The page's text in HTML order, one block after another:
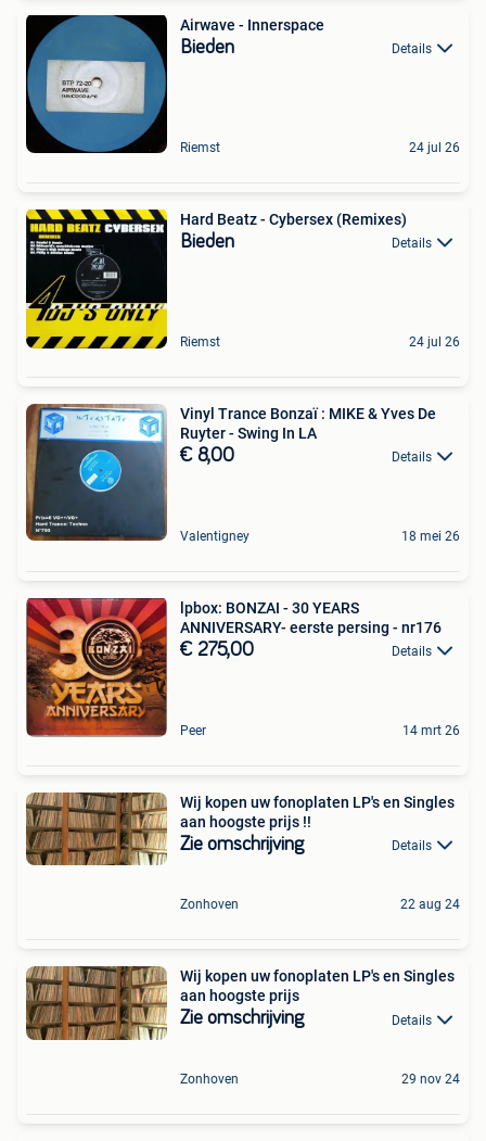
Airwave - Innerspace
Bieden Details
Riemst 24 jul 26
Hard Beatz - Cybersex (Remixes)
Bieden Details
Riemst 24 jul 26
Vinyl Trance Bonzaï : MIKE & Yves De
Ruyter - Swing In LA
€ 8,00 Details
Valentigney 18 mei 26
lpbox: BONZAI - 30 YEARS
ANNIVERSARY- eerste persing - nr176
€ 275,00 Details
Peer 14 mrt 26
Wij kopen uw fonoplaten LP's en Singles
aan hoogste prijs !!
Zie omschrijving Details
Zonhoven 22 aug 24
Wij kopen uw fonoplaten LP's en Singles
aan hoogste prijs
Zie omschrijving Details
Zonhoven 29 nov 24